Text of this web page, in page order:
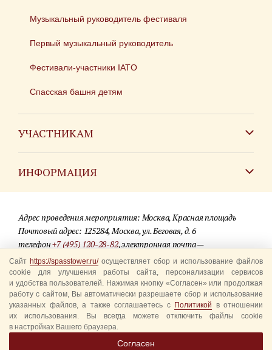
Музыкальный руководитель фестиваля
Первый музыкальный руководитель
Фестивали-участники IATO
Спасская башня детям
УЧАСТНИКАМ
ИНФОРМАЦИЯ
Для СМИ
Где купить билеты
Акции
Вопрос-ответ
Правила посещения
Уполномоченные представители
Адрес проведения мероприятия: Москва, Красная площадь
Почтовый адрес: 125284, Москва, ул. Беговая, д. 6
телефон+7 (495) 120-28-82, электронная почта —
info@spasstower.ru
© 2009-2025 Официальный сайт фестиваля «Спасская башня»
Разработка сайта —студия «Сибирикс»
Сайт https://spasstower.ru/осуществляет сбор и использование файлов
cookie для улучшения работы сайта, персонализации сервисов
и удобства пользователей. Нажимая кнопку «Согласен» или продолжая
работу с сайтом, Вы автоматически разрешаете сбор и использование
указанных файлов, а также соглашаетесь с Политикой в отношении
их использования. Вы всегда можете отключить файлы cookie
в настройках Вашего браузера.
Согласен